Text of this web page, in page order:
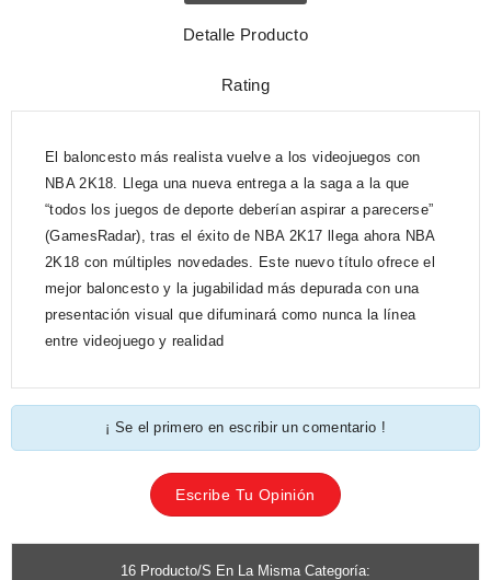
Detalle Producto
Rating
El baloncesto más realista vuelve a los videojuegos con
NBA 2K18. Llega una nueva entrega a la saga a la que
“todos los juegos de deporte deberían aspirar a parecerse”
(GamesRadar), tras el éxito de NBA 2K17 llega ahora NBA
2K18 con múltiples novedades. Este nuevo título ofrece el
mejor baloncesto y la jugabilidad más depurada con una
presentación visual que difuminará como nunca la línea
entre videojuego y realidad
¡ Se el primero en escribir un comentario !
Escribe Tu Opinión
16 Producto/s En La Misma Categoría: